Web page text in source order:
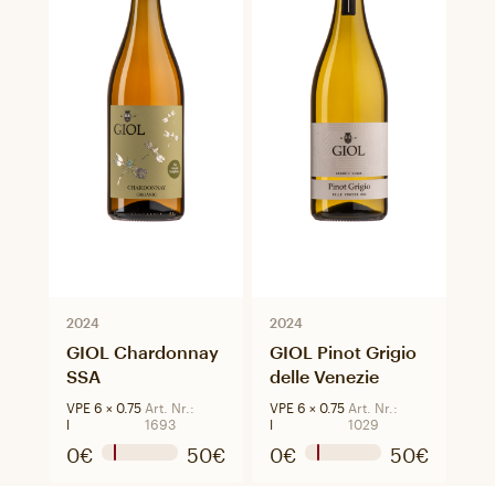
2024
GIOL Chardonnay
SSA
VPE 6 × 0.75
l
Art. Nr.:
1693
0€ 50€
2024
GIOL Pinot Grigio
delle Venezie
VPE 6 × 0.75
l
Art. Nr.:
1029
0€ 50€